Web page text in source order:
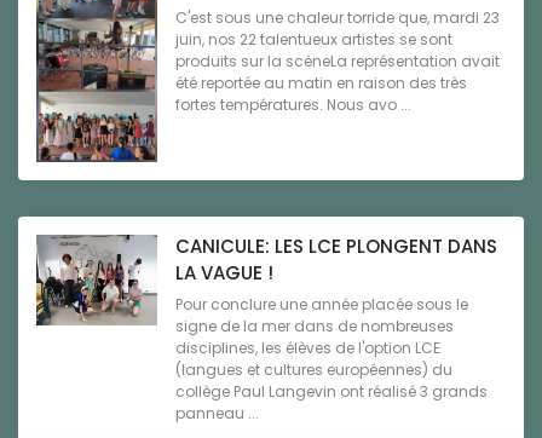
C'est sous une chaleur torride que, mardi 23
juin, nos 22 talentueux artistes se sont
produits sur la scèneLa représentation avait
été reportée au matin en raison des très
fortes températures. Nous avo ...
CANICULE: LES LCE PLONGENT DANS
LA VAGUE !
Pour conclure une année placée sous le
signe de la mer dans de nombreuses
disciplines, les élèves de l'option LCE
(langues et cultures européennes) du
collège Paul Langevin ont réalisé 3 grands
panneau ...